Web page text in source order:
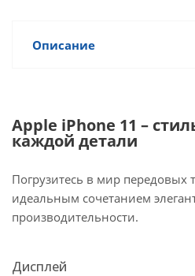
Описание
Apple iPhone 11 –
каждой детали
Погрузитесь в мир передовых
идеальным сочетанием
производительности.
Дисплей